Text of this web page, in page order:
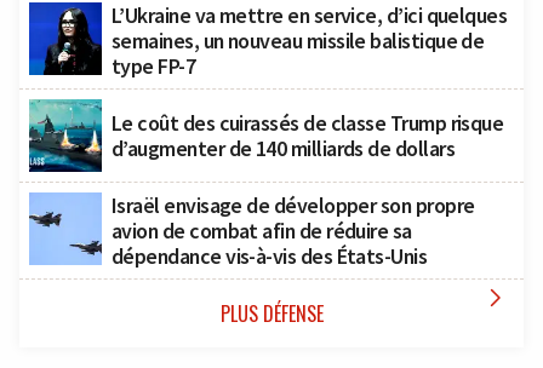
L’Ukraine va mettre en service, d’ici quelques
semaines, un nouveau missile balistique de
type FP-7
Le coût des cuirassés de classe Trump risque
d’augmenter de 140 milliards de dollars
Israël envisage de développer son propre
avion de combat afin de réduire sa
dépendance vis-à-vis des États-Unis
PLUS DÉFENSE 